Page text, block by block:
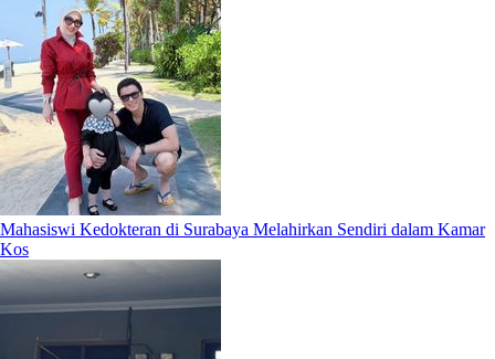
Mahasiswi Kedokteran di Surabaya Melahirkan Sendiri dalam Kamar
Kos